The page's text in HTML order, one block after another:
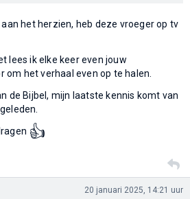
het herzien, heb deze vroeger op tv
lees ik elke keer even jouw
het verhaal even op te halen.
de Bijbel, mijn laatste kennis komt van
👍
20 januari 2025, 14:21 uur